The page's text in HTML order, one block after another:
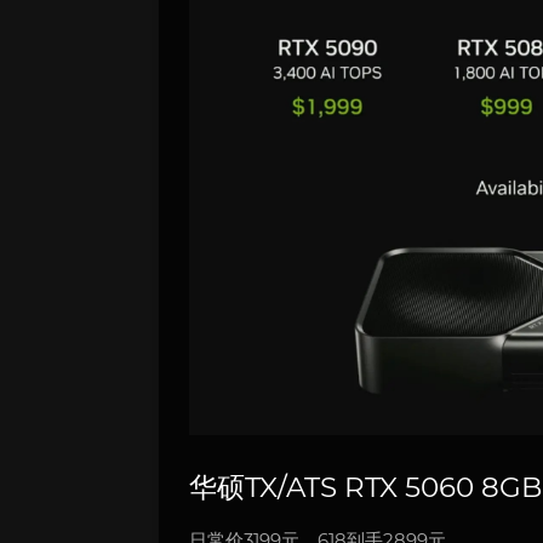
华硕TX/ATS RTX 5060